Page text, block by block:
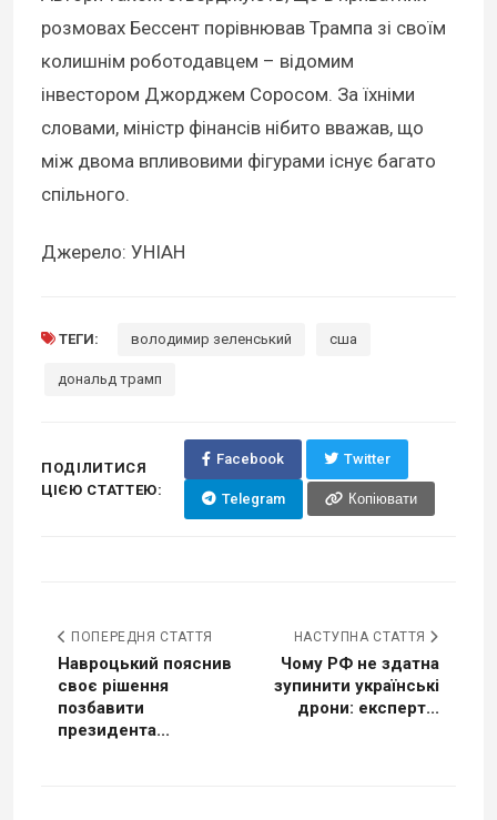
розмовах Бессент порівнював Трампа зі своїм
колишнім роботодавцем – відомим
інвестором Джорджем Соросом. За їхніми
словами, міністр фінансів нібито вважав, що
між двома впливовими фігурами існує багато
спільного.
Джерело: УНІАН
ТЕГИ: володимир зеленський сша
дональд трамп
ПОДІЛИТИСЯ
ЦІЄЮ СТАТТЕЮ:
Facebook Twitter
Telegram Копіювати
ПОПЕРЕДНЯ СТАТТЯ
Навроцький пояснив
своє рішення
позбавити
президента...
НАСТУПНА СТАТТЯ
Чому РФ не здатна
зупинити українські
дрони: експерт...